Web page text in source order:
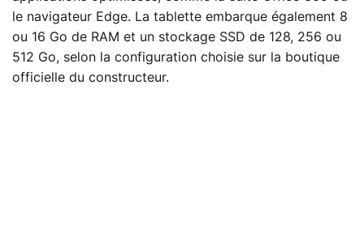
le navigateur Edge. La tablette embarque également 8
ou 16 Go de RAM et un stockage SSD de 128, 256 ou
512 Go, selon la configuration choisie sur la boutique
officielle du constructeur.